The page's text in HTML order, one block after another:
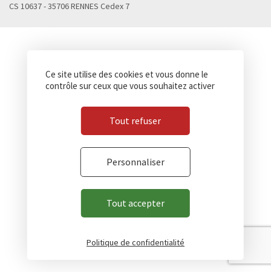
CS 10637 - 35706 RENNES Cedex 7
Ce site utilise des cookies et vous donne le
contrôle sur ceux que vous souhaitez activer
Tout accepter
Tout refuser
Personnaliser
Politique de confidentialité